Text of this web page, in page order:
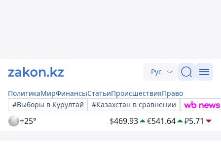
Рус
ПолитикаМирФинансыСтатьиПроисшествияПраво
#Выборы в Курултай
#Казахстан в сравнении
+25° $469.93 €541.64 ₽5.71